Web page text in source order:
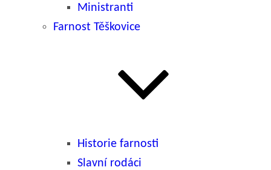
Ministranti
Farnost Těškovice
Historie farnosti
Slavní rodáci